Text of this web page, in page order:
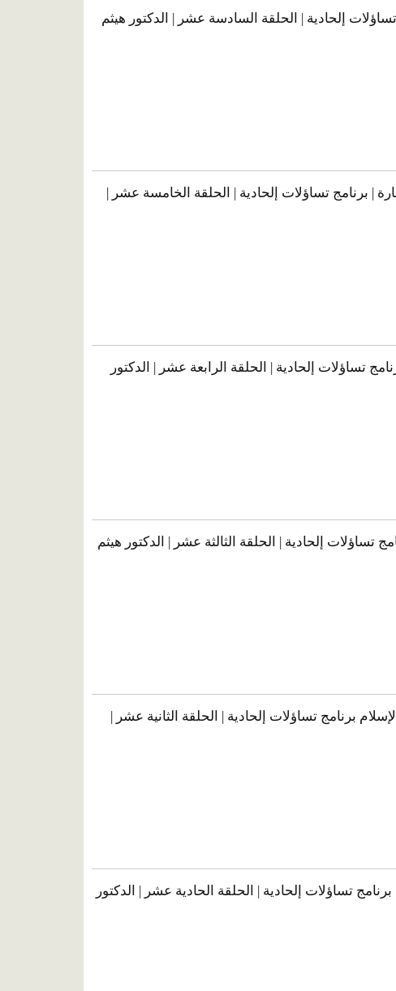
إلحادية | الحلقة السادسة عشر | الدكتور هيثم
| برنامج تساؤلات إلحادية | الحلقة الخامسة عشر |
تساؤلات إلحادية | الحلقة الرابعة عشر | الدكتور
تساؤلات إلحادية | الحلقة الثالثة عشر | الدكتور هيثم
برنامج تساؤلات إلحادية | الحلقة الثانية عشر |
تساؤلات إلحادية | الحلقة الحادية عشر | الدكتور